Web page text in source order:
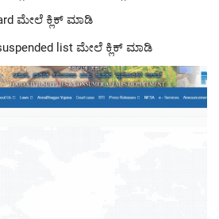
ಮೇಲೆ ಕ್ಲಿಕ್ ಮಾಡಿ
list ಮೇಲೆ ಕ್ಲಿಕ್ ಮಾಡಿ